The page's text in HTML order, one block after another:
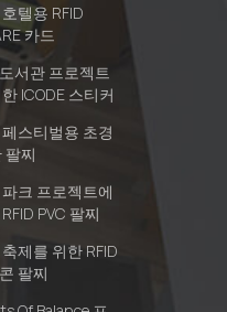
텔용 RFID
카드
서관 프로젝트
ICODE 스티커
스티벌용 초경
팔찌
크 프로젝트에
PVC 팔찌
제를 위한 RFID
팔찌